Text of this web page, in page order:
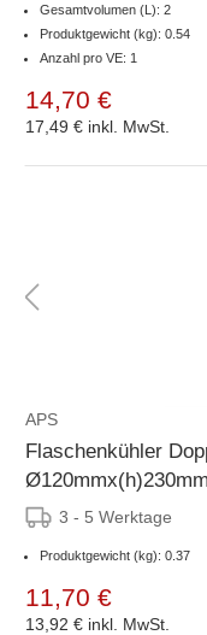
Gesamtvolumen (L): 2
Produktgewicht (kg): 0.54
Anzahl pro VE: 1
14,70 €
17,49 € inkl. MwSt.
APS
Flaschenkühler
Ø120mmx(h)230mm
3 - 5 Werktage
Produktgewicht (kg): 0.37
11,70 €
13,92 € inkl. MwSt.